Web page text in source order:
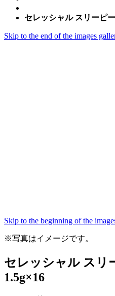
セレッシャル スリーピ
Skip to the end of the images
Skip to the beginning of the
※写真はイメージです。
セレッシャル スリ
1.5g×16